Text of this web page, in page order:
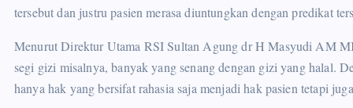
tersebut dan justru pasien merasa diuntungkan dengan predikat
Menurut Direktur Utama RSI Sultan Agung dr H Masyudi AM
segi gizi misalnya, banyak yang senang dengan gizi yang halal.
hanya hak yang bersifat rahasia saja menjadi hak pasien tetapi